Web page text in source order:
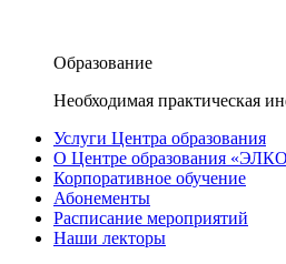
Образование
Необходимая практическая
Услуги Центра образования
О Центре образования
Корпоративное обучение
Абонементы
Расписание мероприятий
Наши лекторы